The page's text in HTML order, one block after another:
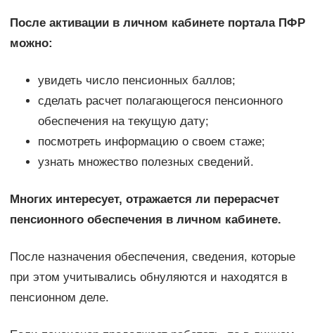
После активации в личном кабинете портала ПФР
можно:
увидеть число пенсионных баллов;
сделать расчет полагающегося пенсионного
обеспечения на текущую дату;
посмотреть информацию о своем стаже;
узнать множество полезных сведений.
Многих интересует, отражается ли перерасчет
пенсионного обеспечения в личном кабинете.
После назначения обеспечения, сведения, которые
при этом учитывались обнуляются и находятся в
пенсионном деле.